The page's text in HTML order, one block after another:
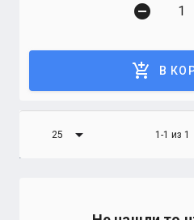
remove_circle
add_shopping_cart В
25 arrow_drop_down 1-1 из 1